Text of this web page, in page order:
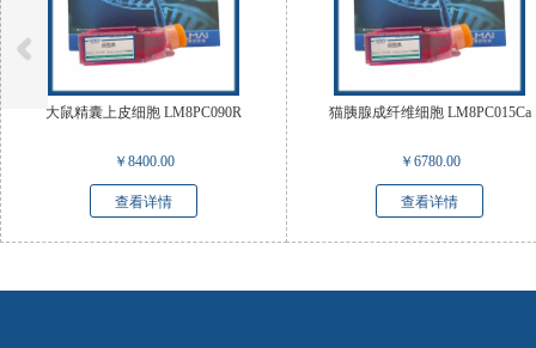
大鼠精囊上皮细胞 LM8PC090R
￥ 8400.00
查看详情
猫胰腺成纤维细胞 LM8PC015Ca
￥ 6780.00
查看详情